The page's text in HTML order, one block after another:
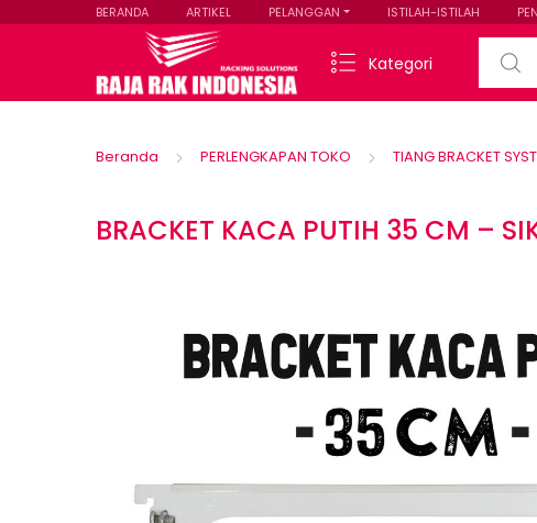
BERANDA ARTIKEL PELANGGAN ISTILAH-ISTILAH
Kategori
Search
Beranda PERLENGKAPAN TOKO TIANG BRACKET
BRACKET KACA PUTIH 35 CM –